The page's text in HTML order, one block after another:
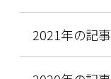
2021年の記事